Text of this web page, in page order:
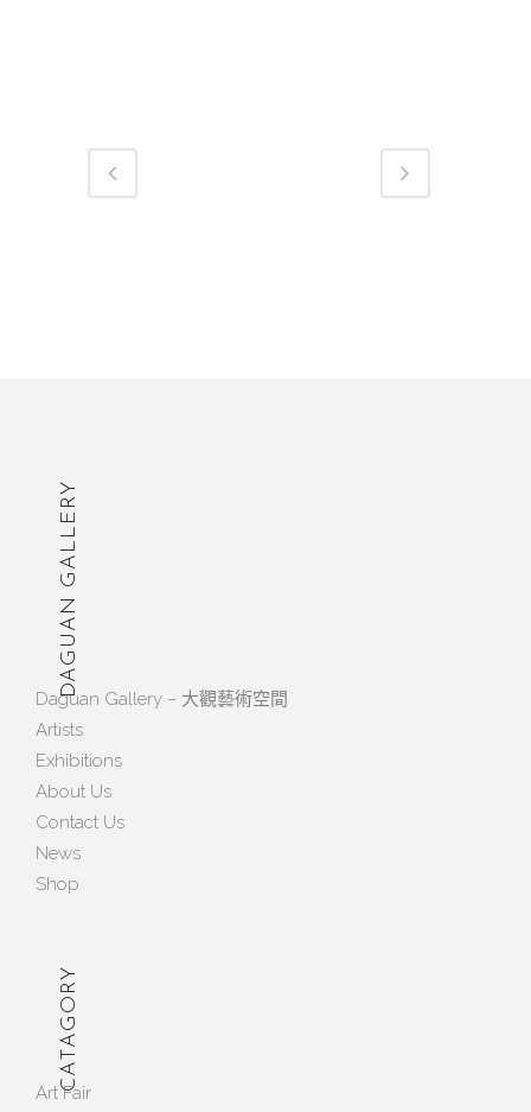
DAGUAN GALLERY
Daguan Gallery – 大觀藝術空間
Artists
Exhibitions
About Us
Contact Us
News
Shop
CATAGORY
Art Fair